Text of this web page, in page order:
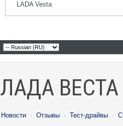
LADA Vesta
ЛАДА ВЕСТА
Новости · Отзывы · Тест-драйвы ·